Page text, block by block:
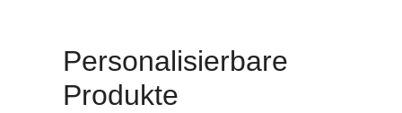
Personalisierbare
Produkte